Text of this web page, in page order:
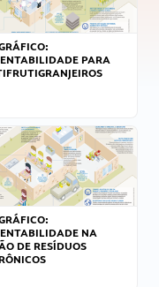
PARA
NA
DE RESÍDUOS